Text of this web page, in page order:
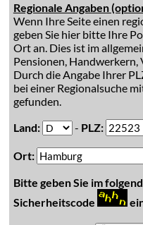
Regionale Angaben
Wenn Ihre Seite einen
geben Sie hier bitte Ihre
Ort an. Dies ist im
Pensionen, Handwerkern,
Durch die Angabe Ihrer
bei einer Regionalsuche
gefunden.
Land:
- PLZ:
Ort:
Bitte geben Sie im
Sicherheitscode